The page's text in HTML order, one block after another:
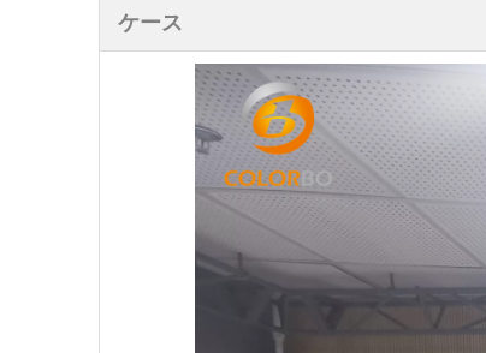
ケース